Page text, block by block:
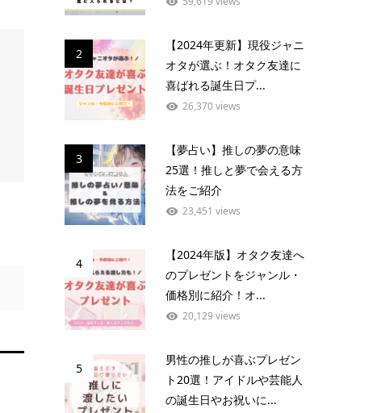
2
【2024年更新】現役ジャニ
オタが選ぶ！オタク友達に
喜ばれる誕生日プ...
26,370 views
3
【夢占い】推しの夢の意味
25選！推しと夢で会える方
法をご紹介
23,451 views
4
【2024年版】オタク友達へ
のプレゼントをジャンル・
価格別に紹介！オ...
20,129 views
5
男性の推しが喜ぶプレゼン
ト20選！アイドルや芸能人
の誕生日やお祝いに...